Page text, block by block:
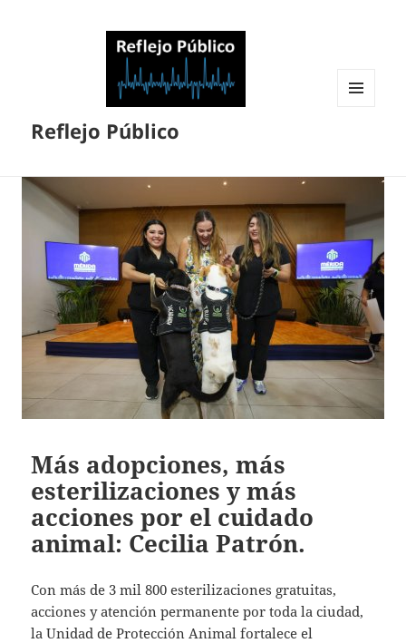
Reflejo Público
Más adopciones, más
esterilizaciones y más
acciones por el cuidado
animal: Cecilia Patrón.
Con más de 3 mil 800 esterilizaciones gratuitas,
acciones y atención permanente por toda la ciudad,
la Unidad de Protección Animal fortalece el